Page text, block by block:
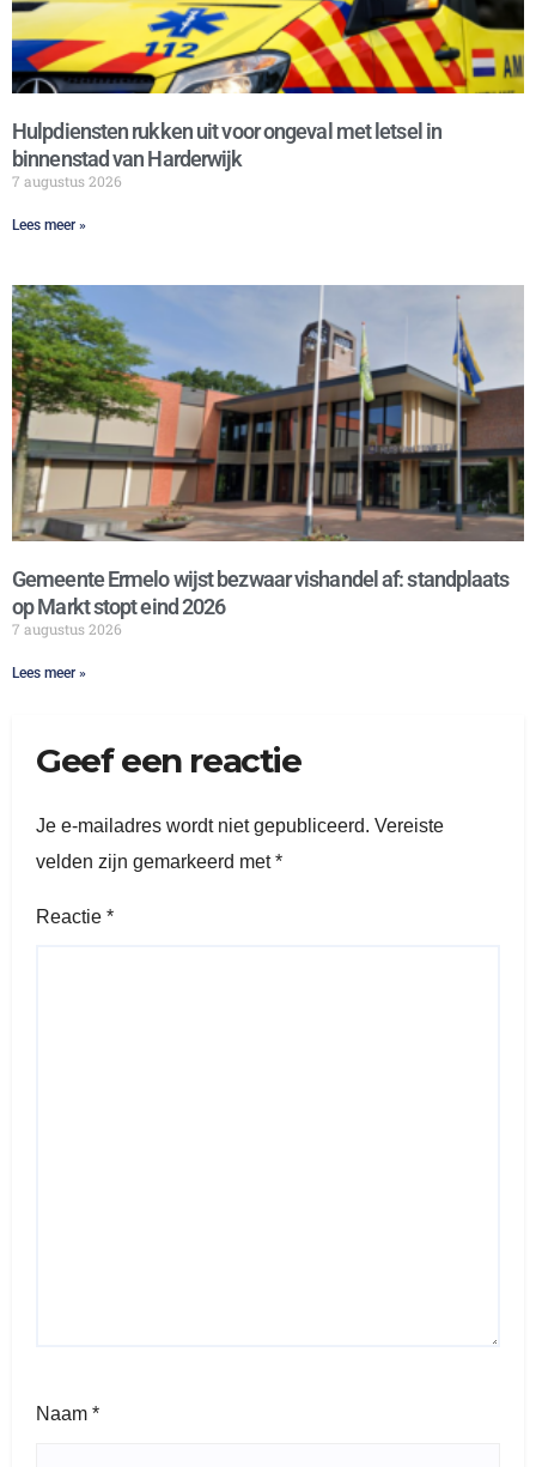
Hulpdiensten rukken uit voor ongeval met letsel in
binnenstad van Harderwijk
7 augustus 2026
Lees meer »
Gemeente Ermelo wijst bezwaar vishandel af: standplaats
op Markt stopt eind 2026
7 augustus 2026
Lees meer »
Geef een reactie
Je e-mailadres wordt niet gepubliceerd. Vereiste
velden zijn gemarkeerd met*
Reactie *
Naam *